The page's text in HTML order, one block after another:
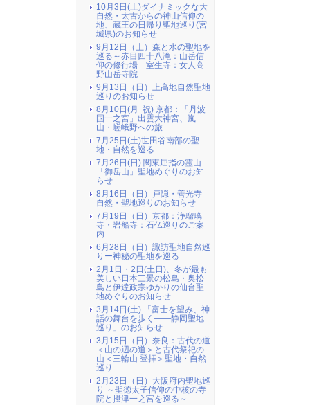
10月3日(土)ダイナミックな大
自然・太古からの神山信仰の
地、蔵王の日帰り聖地巡り(宮
城県)のお知らせ
9月12日（土）森と水の聖地を
巡る～赤目四十八滝：山岳信
仰の修行場 室生寺：女人高
野山岳寺院
9月13日（日）上高地自然聖地
巡りのお知らせ
8月10日(月･祝) 京都：「丹波
国一之宮」出雲大神宮、嵐
山・嵯峨野への旅
7月25日(土)世田谷南部の聖
地・自然を巡る
7月26日(日) 関東屈指の霊山
「御岳山」聖地めぐりのお知
らせ
8月16日（日）戸隠・善光寺
自然・聖地巡りのお知らせ
7月19日（日）京都：浄瑠璃
寺・岩船寺：石仏巡りのご案
内
6月28日（日）諏訪聖地自然巡
りー神秘の聖地を巡る
2月1日・2日(土日)、冬が最も
美しい日本三景の松島・奥松
島と伊達政宗ゆかりの仙台聖
地めぐりのお知らせ
3月14日(土) 「富士を望み、神
話の舞台を歩く――静岡聖地
巡り」のお知らせ
3月15日（日）奈良：古代の道
＜山の辺の道＞と古代祭祀の
山＜三輪山 登拝＞聖地・自然
巡り
2月23日（日）大阪府内聖地巡
り ～聖徳太子信仰の中核の寺
院と摂津一之宮を巡る～